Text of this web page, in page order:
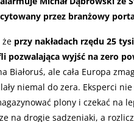
cytowany przez branżowy
że przy nakładach rzędu 25
pozwalająca wyjść na zero
Białoruś, ale cała Europa
niemal do zera. Eksperci
plony i czekać na
na drogie sadzeniaki, a